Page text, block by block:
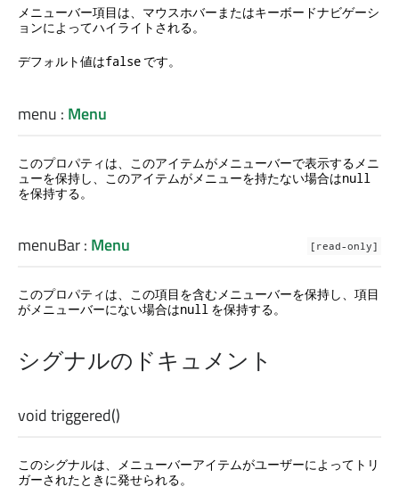
メニューバー項目は、マウスホバーまたはキーボードナビゲーシ
ョンによってハイライトされる。
デフォルト値はfalse です。
menu : Menu
このプロパティは、このアイテムがメニューバーで表示するメニ
ューを保持し、このアイテムがメニューを持たない場合はnull
を保持する。
menuBar: Menu [read-only]
このプロパティは、この項目を含むメニューバーを保持し、項目
がメニューバーにない場合はnull を保持する。
シグナルのドキュメント
voidtriggered()
このシグナルは、メニューバーアイテムがユーザーによってトリ
ガーされたときに発せられる。